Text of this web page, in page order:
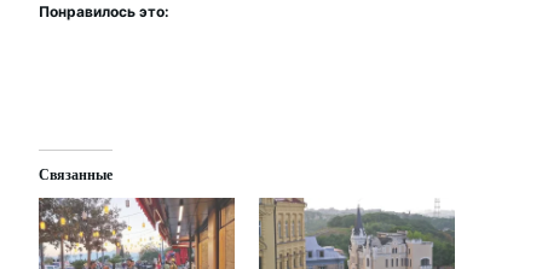
Понравилось это:
Связанные